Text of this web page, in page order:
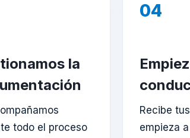
la
todo el proceso
04
Recibe
empieza